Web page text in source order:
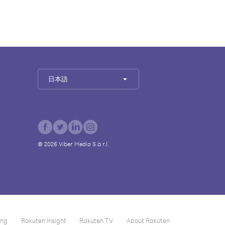
日本語
© 2026 Viber Media S.à r.l.
Rakuten Insight Rakuten TV About Rakuten